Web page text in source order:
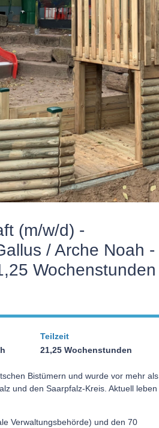
(m/w/d) -
/ Arche Noah -
Wochenstunden
Teilzeit
21,25 Wochenstunden
Bistümern und wurde vor mehr als
und den Saarpfalz-Kreis. Aktuell leben
Verwaltungsbehörde) und den 70